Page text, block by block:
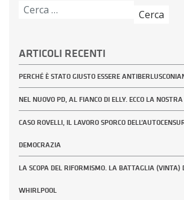
Ricerca
ARTICOLI RECENTI
PERCHÉ È STATO GIUSTO ESSERE
NEL NUOVO PD, AL FIANCO DI ELLY. ECCO LA
CASO ROVELLI, IL LAVORO SPORCO
DEMOCRAZIA
LA SCOPA DEL RIFORMISMO. LA BATTAGLIA (VINTA)
WHIRLPOOL